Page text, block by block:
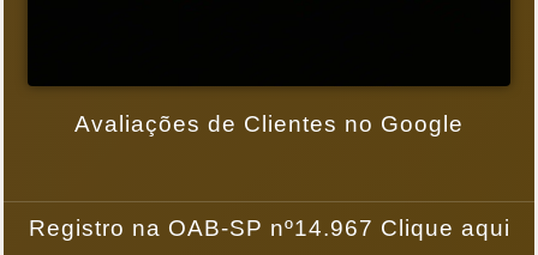
Avaliações de Clientes no Google
Registro na OAB-SP nº14.967 Clique aqui